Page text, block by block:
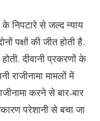
निपटारे से जल्द न्याय
पक्षों की जीत होती है.
दीवानी प्रकरणों के
राजीनामा मामलों में
करने से बार-बार
परेशानी से बचा जा